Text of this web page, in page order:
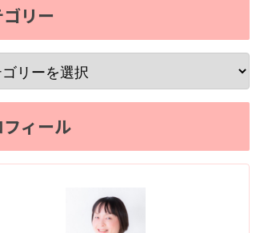
リー
フィール